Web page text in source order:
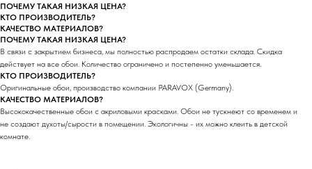
ПОЧЕМУ ТАКАЯ НИЗКАЯ ЦЕНА?
КТО ПРОИЗВОДИТЕЛЬ?
КАЧЕСТВО МАТЕРИАЛОВ?
ПОЧЕМУ ТАКАЯ НИЗКАЯ ЦЕНА?
В связи с закрытием бизнеса, мы полностью распродаем остатки склада. Скидка
действует на все обои. Количество ограничено и постепенно уменьшается.
КТО ПРОИЗВОДИТЕЛЬ?
Оригинальные обои, производство компании PARAVOX (Germany).
КАЧЕСТВО МАТЕРИАЛОВ?
Высококачественные обои с акриловыми красками. Обои не тускнеют со временем и
не создают духоты/сырости в помещении. Экологичны - их можно клеить в детской
комнате.